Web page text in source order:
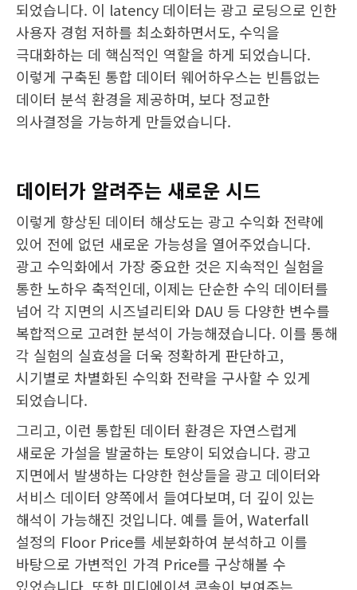
되었습니다. 이 latency 데이터는 광고 로딩으로 인한
사용자 경험 저하를 최소화하면서도, 수익을
극대화하는 데 핵심적인 역할을 하게 되었습니다.
이렇게 구축된 통합 데이터 웨어하우스는 빈틈없는
데이터 분석 환경을 제공하며, 보다 정교한
의사결정을 가능하게 만들었습니다.
데이터가 알려주는 새로운 시드
이렇게 향상된 데이터 해상도는 광고 수익화 전략에
있어 전에 없던 새로운 가능성을 열어주었습니다.
광고 수익화에서 가장 중요한 것은 지속적인 실험을
통한 노하우 축적인데, 이제는 단순한 수익 데이터를
넘어 각 지면의 시즈널리티와 DAU 등 다양한 변수를
복합적으로 고려한 분석이 가능해졌습니다. 이를 통해
각 실험의 실효성을 더욱 정확하게 판단하고,
시기별로 차별화된 수익화 전략을 구사할 수 있게
되었습니다.
그리고, 이런 통합된 데이터 환경은 자연스럽게
새로운 가설을 발굴하는 토양이 되었습니다. 광고
지면에서 발생하는 다양한 현상들을 광고 데이터와
서비스 데이터 양쪽에서 들여다보며, 더 깊이 있는
해석이 가능해진 것입니다. 예를 들어, Waterfall
설정의 Floor Price를 세분화하여 분석하고 이를
바탕으로 가변적인 가격 Price를 구상해볼 수
있었습니다. 또한 미디에이션 콘솔이 보여주는